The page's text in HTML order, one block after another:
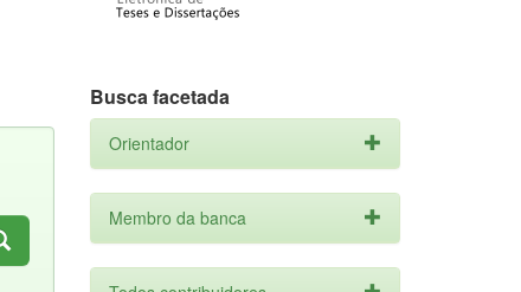
Busca facetada
Orientador
Membro da banca